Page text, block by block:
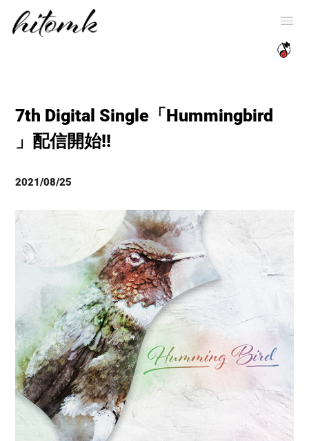
7th Digital Single「Hummingbird
」配信開始!!
2021/08/25